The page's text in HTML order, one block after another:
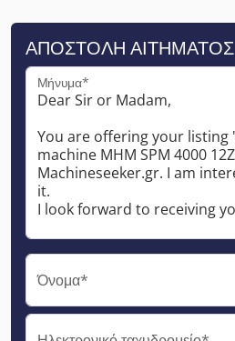
ΑΠΟΣΤΟΛΉ ΑΙΤΉΜΑΤΟΣ
Μήνυμα*
Όνομα*